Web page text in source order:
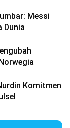
Messi
Dunia
Komitmen